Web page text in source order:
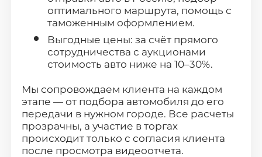
оптимального маршрута, помощь с
таможенным оформлением.
Выгодные цены: за счёт прямого
сотрудничества с аукционами
стоимость авто ниже на 10–30%.
Мы сопровождаем клиента на каждом
этапе — от подбора автомобиля до его
передачи в нужном городе. Все расчеты
прозрачны, а участие в торгах
происходит только с согласия клиента
после просмотра видеоотчета.